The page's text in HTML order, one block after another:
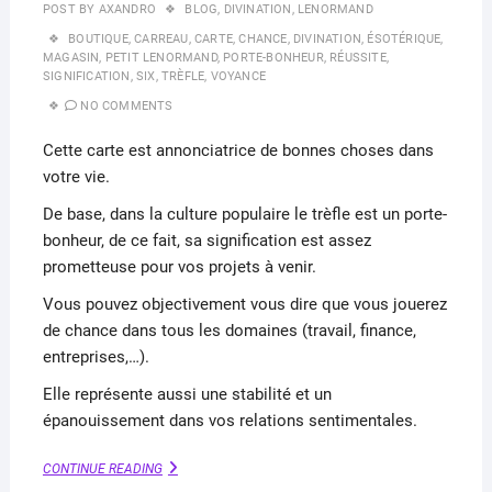
POST BY AXANDRO BLOG, DIVINATION, LENORMAND
BOUTIQUE,CARREAU, CARTE,CHANCE, DIVINATION, ÉSOTÉRIQUE,
MAGASIN, PETIT LENORMAND, PORTE-BONHEUR, RÉUSSITE,
SIGNIFICATION, SIX, TRÈFLE, VOYANCE
NO COMMENTS
Cette carte est annonciatrice de bonnes choses dans
votre vie.
De base, dans la culture populaire le trèfle est un porte-
bonheur, de ce fait, sa signification est assez
prometteuse pour vos projets à venir.
Vous pouvez objectivement vous dire que vous jouerez
de chance dans tous les domaines (travail, finance,
entreprises,…).
Elle représente aussi une stabilité et un
épanouissement dans vos relations sentimentales.
CONTINUE READINGTRÈFLE